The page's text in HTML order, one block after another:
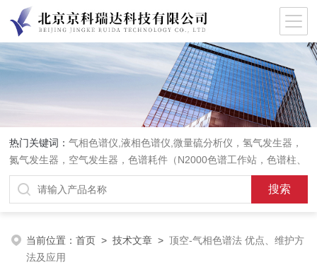
热门关键词：气相色谱仪,液相色谱仪,微量硫分析仪，氢气发生器，
氮气发生器，空气发生器，色谱耗件（N2000色谱工作站，色谱柱、
阀件、进样器、色谱担体），顶空进样器，热解析仪，紫外分光光度
计，原子吸收分光光度计，傅立叶红外光谱仪，分析天平等常规实验
当前位置：首页 >技术文章 >顶空-气相色谱法 优点、维护方
法及应用